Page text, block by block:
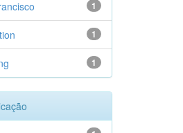
1
1
1